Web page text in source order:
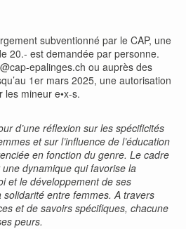
subventionné par le CAP, une
20.- est demandée par personne.
epalinges.ch ou auprès des
1er mars 2025, une autorisation
mineur e•x-s.
d’une réflexion sur les spécificités
et sur l’influence de l’éducation
en fonction du genre. Le cadre
dynamique qui favorise la
et le développement de ses
entre femmes. A travers
et de savoirs spécifiques, chacune
peurs.